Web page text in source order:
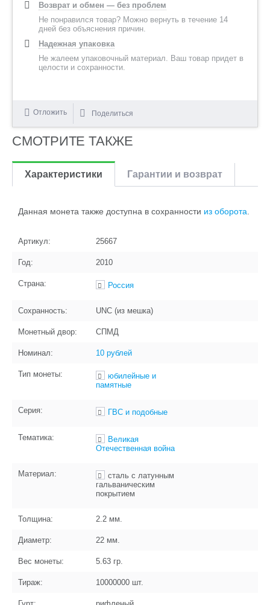
Возврат и обмен — без проблем
Не понравился товар? Можно вернуть в течение 14
дней без объяснения причин.
Надежная упаковка
Не жалеем упаковочный материал. Ваш товар придет в
целости и сохранности.
Отложить Поделиться
СМОТРИТЕ ТАКЖЕ
Характеристики Гарантии и возврат
Данная монета также доступна в сохранности из оборота
Артикул: 25667
Год: 2010
Страна: Россия
Сохранность: UNC (из мешка)
Монетный двор: СПМД
Номинал: 10 рублей
Тип монеты:
юбилейные и
памятные
Серия: ГВС и подобные
Тематика:
Великая
Отечественная война
Материал:
сталь с латунным
гальваническим
покрытием
Толщина: 2.2 мм.
Диаметр: 22 мм.
Вес монеты: 5.63 гр.
Тираж: 10000000 шт.